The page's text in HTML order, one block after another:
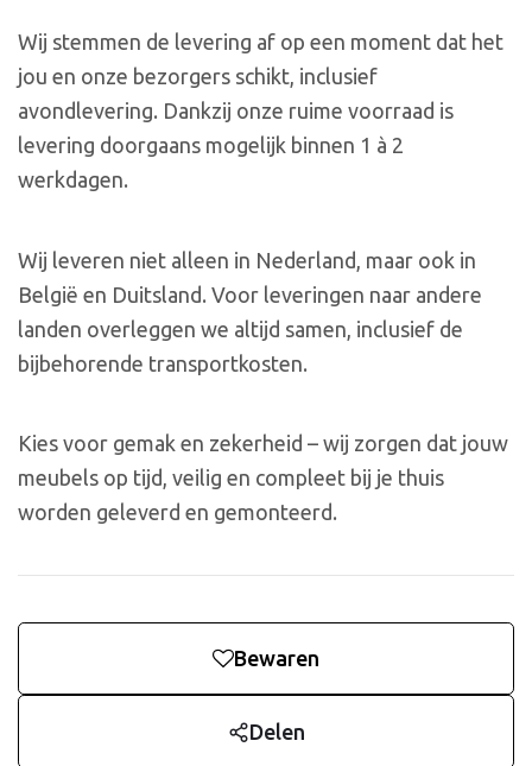
Wij stemmen de levering af op een moment dat het
jou en onze bezorgers schikt, inclusief
avondlevering. Dankzij onze ruime voorraad is
levering doorgaans mogelijk binnen 1 à 2
werkdagen.
Wij leveren niet alleen in Nederland, maar ook in
België en Duitsland. Voor leveringen naar andere
landen overleggen we altijd samen, inclusief de
bijbehorende transportkosten.
Kies voor gemak en zekerheid – wij zorgen dat jouw
meubels op tijd, veilig en compleet bij je thuis
worden geleverd en gemonteerd.
Bewaren
Delen